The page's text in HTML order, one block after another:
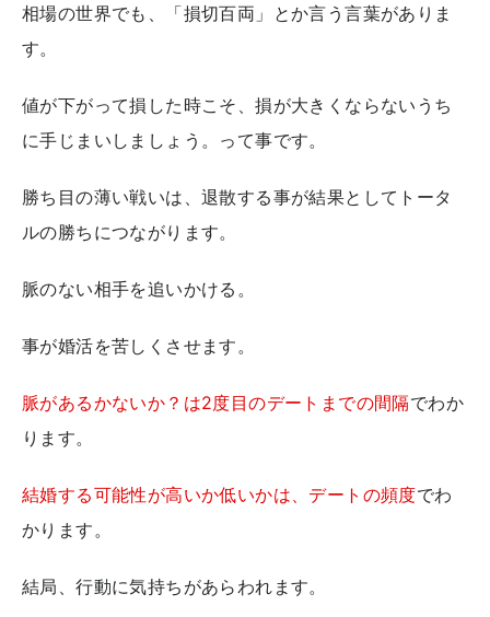
相場の世界でも、「損切百両」とか言う言葉がありま
す。
値が下がって損した時こそ、損が大きくならないうち
に手じまいしましょう。って事です。
勝ち目の薄い戦いは、退散する事が結果としてトータ
ルの勝ちにつながります。
脈のない相手を追いかける。
事が婚活を苦しくさせます。
脈があるかないか？は2度目のデートまでの間隔でわか
ります。
結婚する可能性が高いか低いかは、デートの頻度でわ
かります。
結局、行動に気持ちがあらわれます。